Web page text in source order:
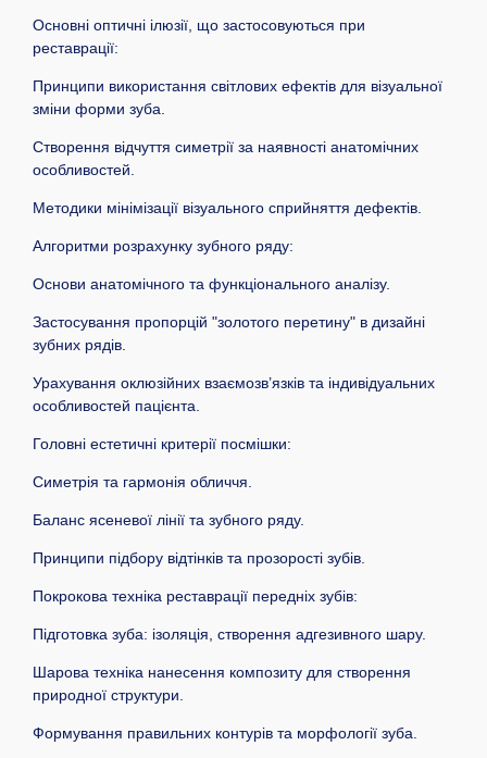
Основні оптичні ілюзії, що застосовуються при
реставрації:
Принципи використання світлових ефектів для візуальної
зміни форми зуба.
Створення відчуття симетрії за наявності анатомічних
особливостей.
Методики мінімізації візуального сприйняття дефектів.
Алгоритми розрахунку зубного ряду:
Основи анатомічного та функціонального аналізу.
Застосування пропорцій "золотого перетину" в дизайні
зубних рядів.
Урахування оклюзійних взаємозв’язків та індивідуальних
особливостей пацієнта.
Головні естетичні критерії посмішки:
Симетрія та гармонія обличчя.
Баланс ясеневої лінії та зубного ряду.
Принципи підбору відтінків та прозорості зубів.
Покрокова техніка реставрації передніх зубів:
Підготовка зуба: ізоляція, створення адгезивного шару.
Шарова техніка нанесення композиту для створення
природної структури.
Формування правильних контурів та морфології зуба.